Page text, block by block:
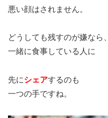
悪い顔はされません。
どうしても残すのが嫌なら、
一緒に食事している人に
先にシェアするのも
一つの手ですね。